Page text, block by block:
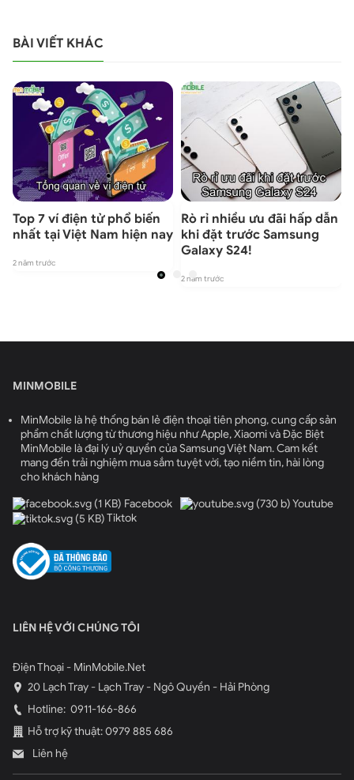
BÀI VIẾT KHÁC
Top 7 ví điện tử phổ biến
nhất tại Việt Nam hiện nay
2 năm trước
Rò rỉ nhiều ưu đãi hấp dẫn
khi đặt trước Samsung
Galaxy S24!
2 năm trước
MINMOBILE
MinMobile là hệ thống bán lẻ điện thoại tiên phong, cung cấp sản
phẩm chất lượng từ thương hiệu như Apple, Xiaomi và Đặc Biệt
MinMobile là đại lý uỷ quyền của Samsung Việt Nam. Cam kết
mang đến trải nghiệm mua sắm tuyệt vời, tạo niềm tin, hài lòng
cho khách hàng
Facebook
Youtube
Tiktok
LIÊN HỆ VỚI CHÚNG TÔI
Điện Thoại - MinMobile.Net
20 Lạch Tray - Lạch Tray - Ngô Quyền - Hải Phòng
Hotline: 0911-166-866
Hỗ trợ kỹ thuật: 0979 885 686
Liên hệ